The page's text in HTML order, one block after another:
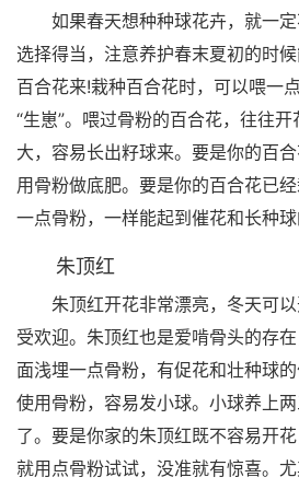
如果春天想种种球花卉，就一
选择得当，注意养护春末夏初的时
百合花来!栽种百合花时，可以喂一
“生崽”。喂过骨粉的百合花，往往
大，容易长出籽球来。要是你的百
用骨粉做底肥。要是你的百合花已
一点骨粉，一样能起到催花和长种球
朱顶红
朱顶红开花非常漂亮，冬天可
受欢迎。朱顶红也是爱啃骨头的存
面浅埋一点骨粉，有促花和壮种球
使用骨粉，容易发小球。小球养上
了。要是你家的朱顶红既不容易开
就用点骨粉试试，没准就有惊喜。尤